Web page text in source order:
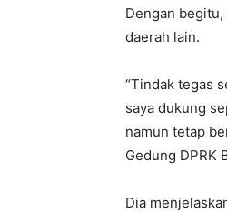
Dengan
daerah lain.
“Tindak tegas
saya dukung
namun tetap
Gedung DPRK
Dia